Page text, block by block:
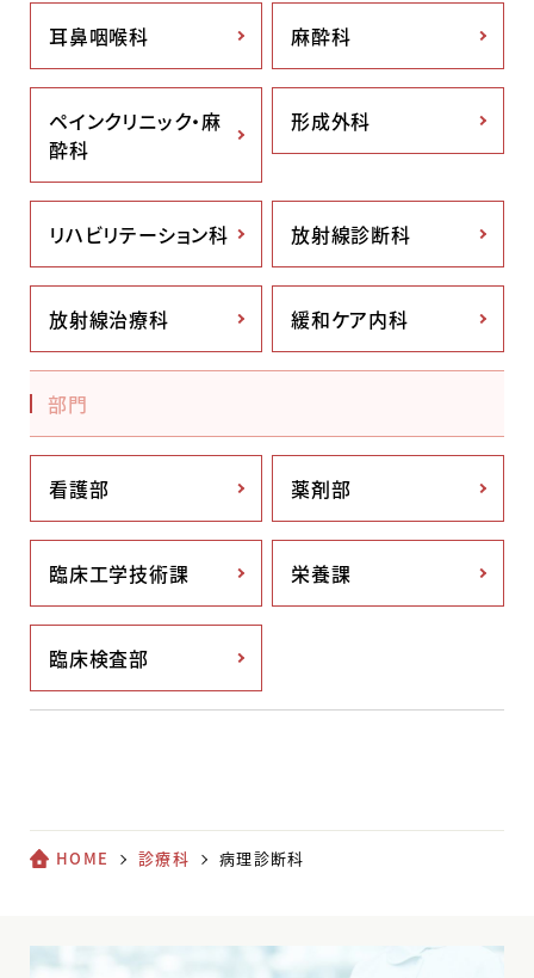
耳鼻咽喉科 麻酔科
ペインクリニック・麻
酔科
形成外科
リハビリテーション科 放射線診断科
放射線治療科 緩和ケア内科
部門
看護部 薬剤部
臨床工学技術課 栄養課
臨床検査部
HOME 診療科 病理診断科